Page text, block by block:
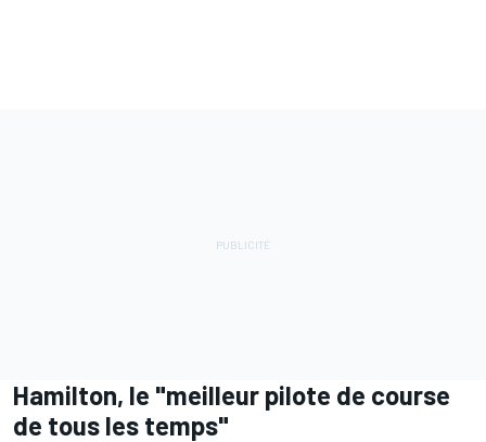
Hamilton, le "meilleur pilote de course
de tous les temps"